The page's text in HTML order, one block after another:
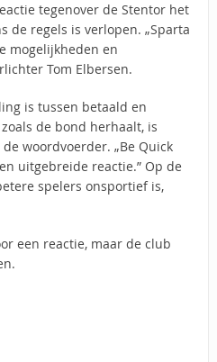
tegenover de Stentor het
de regels is verlopen. „Sparta
mogelijkheden en
Tom Elbersen.
is tussen betaald en
de bond herhaalt, is
woordvoerder. „Be Quick
uitgebreide reactie.” Op de
spelers onsportief is,
een reactie, maar de club